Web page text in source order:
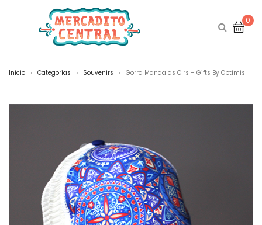
0
Inicio > Categorías > Souvenirs > Gorra Mandalas Clrs – Gifts By Optimis